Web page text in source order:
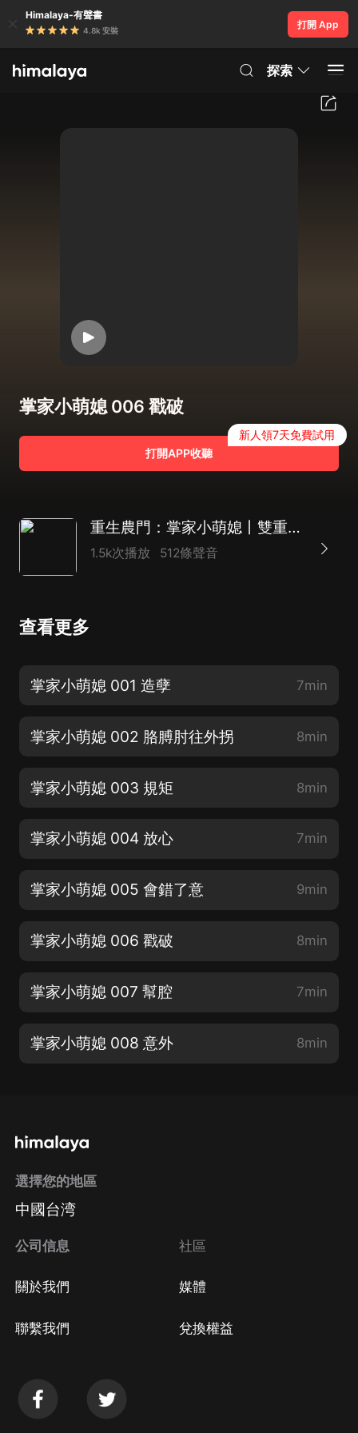
Himalaya-有聲書
4.8k 安裝
打開 App
探索
掌家小萌媳 006 戳破
打開APP收聽
新人領7天免費試用
重生農門：掌家小萌媳丨雙重生甜寵丨經商宅鬥丨起點網高分種田文
1.5k次播放 512條聲音
查看更多
掌家小萌媳 001 造孽 7min
掌家小萌媳 002 胳膊肘往外拐 8min
掌家小萌媳 003 規矩 8min
掌家小萌媳 004 放心 7min
掌家小萌媳 005 會錯了意 9min
掌家小萌媳 006 戳破 8min
掌家小萌媳 007 幫腔 7min
掌家小萌媳 008 意外 8min
選擇您的地區
中國台湾
公司信息
關於我們
聯繫我們
社區
媒體
兌換權益